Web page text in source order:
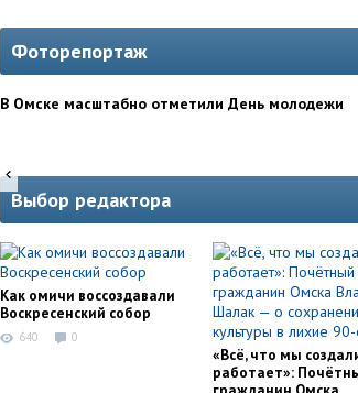
Фоторепортаж
В Омске масштабно отметили День молодежи
Выбор редактора
Как омичи воссоздавали
Воскресенский собор
640 0
«Всё, что мы
работает»: